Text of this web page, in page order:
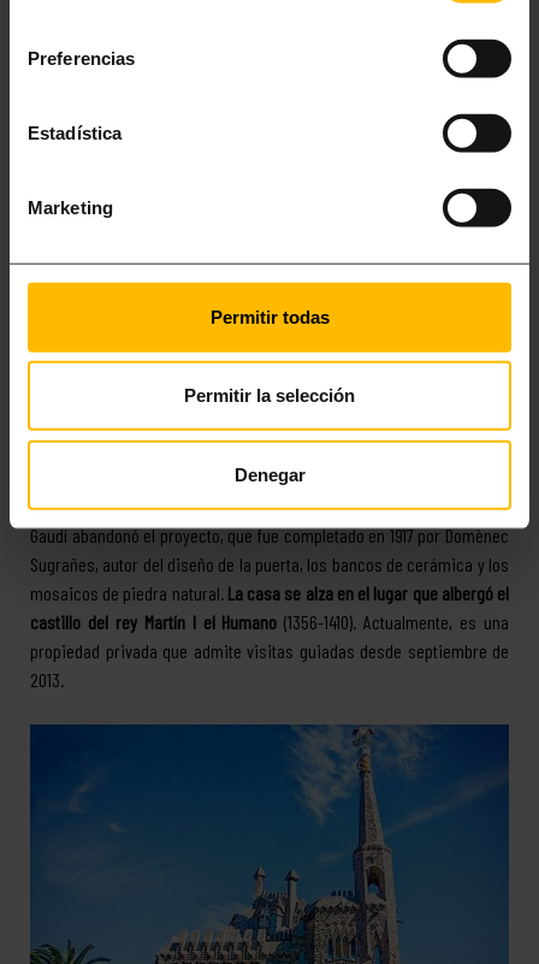
Preferencias
Estadística
Marketing
Permitir todas
Permitir la selección
Denegar
TORRE DE BELLESGUARD O CASA FIGUERAS
Pese a su innegable atractivo, esta torre es una de las obras más
Antoni Gaudí, quien la levantó entre 1900 y 1909 al pie
Cultural de Interés Nacional en 1969, la torre de Bellesguard combina
elementos góticos y modernistas, distribuidos en un edificio de
planta cuadrada, con planta baja, tres pisos y una buhardilla. En 1909,
Gaudí abandonó el proyecto, que fue completado en 1917 por Domènec
Sugrañes, autor del diseño de la puerta, los bancos de cerámica y los
mosaicos de piedra natural. La casa se alza en el lugar que albergó el
castillo del rey Martín I el Humano (1356-1410). Actualmente, es una
propiedad privada que admite visitas guiadas desde septiembre de
2013.